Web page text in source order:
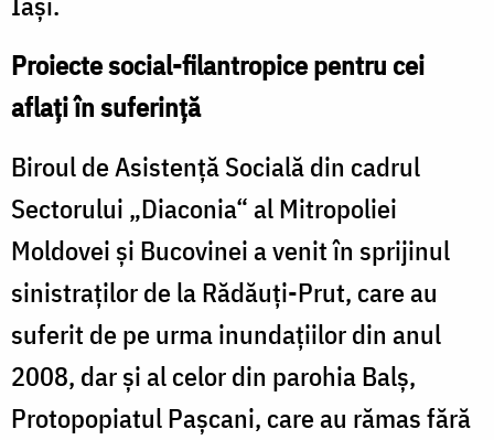
Proiecte social-filantropice pentru cei
aflaţi în suferinţă
Biroul de Asistenţă Socială din cadrul
Sectorului „Diaconia“ al Mitropoliei
Moldovei şi Bucovinei a venit în sprijinul
sinistraţilor de la Rădăuţi-Prut, care au
suferit de pe urma inundaţiilor din anul
2008, dar şi al celor din parohia Balş,
Protopopiatul Paşcani, care au rămas fără